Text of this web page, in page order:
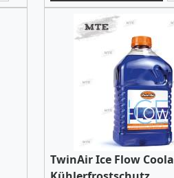
TwinAir Ice Flow